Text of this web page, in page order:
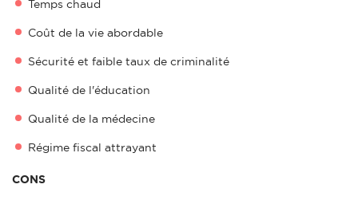
Temps chaud
Coût de la vie abordable
Sécurité et faible taux de criminalité
Qualité de l'éducation
Qualité de la médecine
Régime fiscal attrayant
CONS